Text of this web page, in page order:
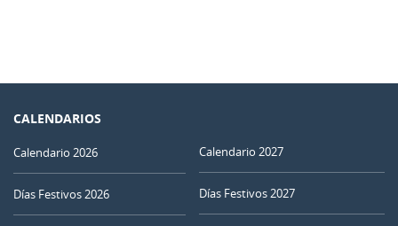
CALENDARIOS
Calendario 2026
Días Festivos 2026
Calendario 2027
Días Festivos 2027